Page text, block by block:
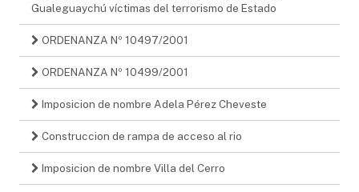
Gualeguaychú víctimas del terrorismo de Estado
ORDENANZA Nº 10497/2001
ORDENANZA Nº 10499/2001
Imposicion de nombre Adela Pérez Cheveste
Construccion de rampa de acceso al rio
Imposicion de nombre Villa del Cerro